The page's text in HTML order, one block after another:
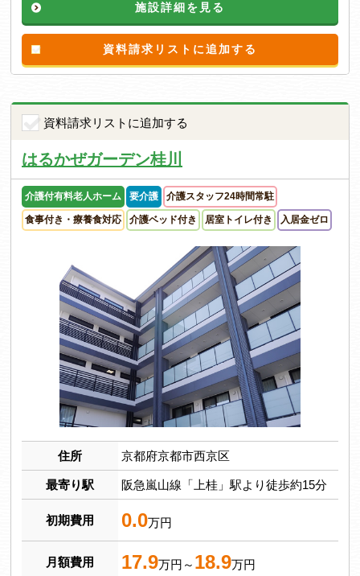
施設詳細を見る
資料請求リストに追加する
資料請求リストに追加する
はるかぜガーデン桂川
介護付有料老人ホーム 要介護 介護スタッフ24時間常駐
食事付き・療養食対応 介護ベッド付き 居室トイレ付き 入居金ゼロ
住所 京都府京都市西京区
最寄り駅 阪急嵐山線「上桂」駅より徒歩約15分
初期費用 0.0万円
月額費用 17.9万円～ 18.9万円